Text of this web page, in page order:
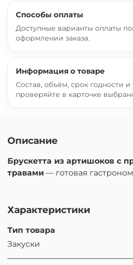
Способы оплаты
Доступные варианты оплаты
оформлении заказа.
Информация о товаре
Состав, объём, срок годности
проверяйте в карточке
Описание
Брускетта из артишоков с
травами — готовая
Характеристики
Тип товара
Закуски